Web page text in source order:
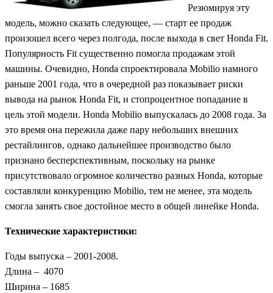
Резюмируя эту
модель, можно сказать следующее, — старт ее продаж
произошел всего через полгода, после выхода в свет Honda Fit.
Популярность Fit существенно помогла продажам этой
машины. Очевидно, Honda спроектировала Mobilio намного
раньше 2001 года, что в очередной раз показывает риски
вывода на рынок Honda Fit, и стопроцентное попадание в
цель этой модели. Honda Mobilio выпускалась до 2008 года. За
это время она пережила даже пару небольших внешних
рестайлингов, однако дальнейшее производство было
признано бесперспективным, поскольку на рынке
присутствовало огромное количество разных Honda, которые
составляли конкуренцию Mobilio, тем не менее, эта модель
смогла занять свое достойное место в общей линейке Honda.
Технические характеристики:
Годы выпуска – 2001-2008.
Длина – 4070
Ширина – 1685